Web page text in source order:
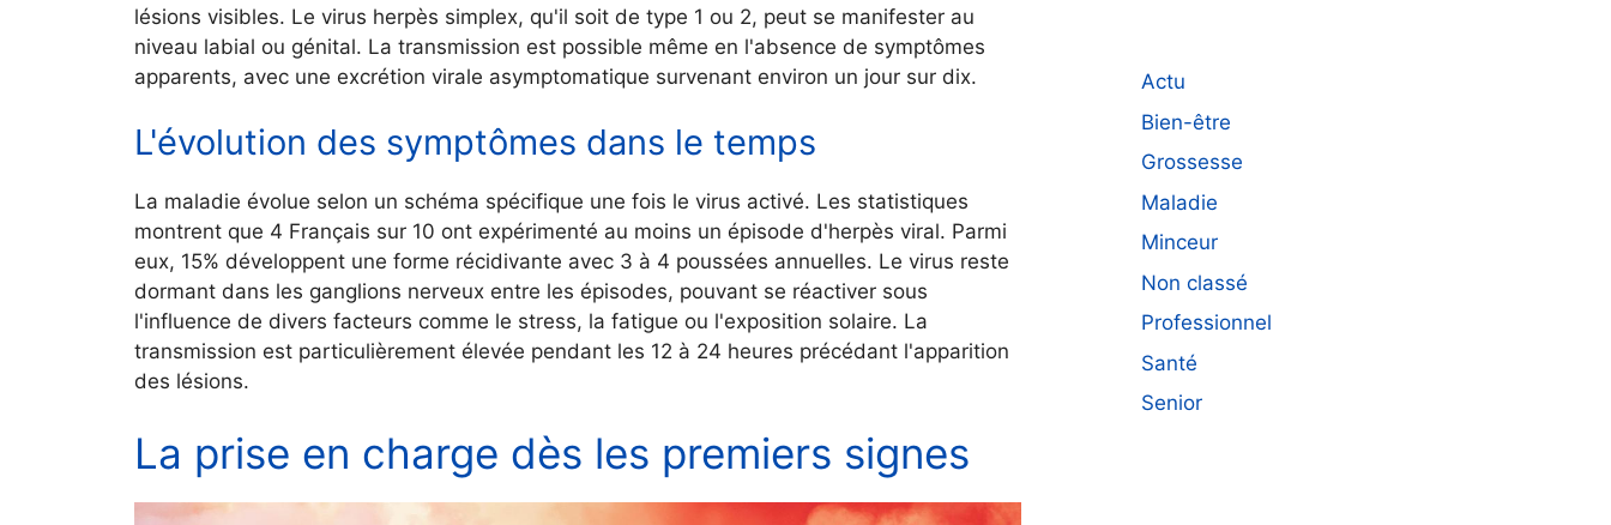
lésions visibles. Le virus herpès simplex, qu'il soit de type 1 ou 2, peut se manifester au
niveau labial ou génital. La transmission est possible même en l'absence de symptômes
apparents, avec une excrétion virale asymptomatique survenant environ un jour sur dix.
L'évolution des symptômes dans le temps
La maladie évolue selon un schéma spécifique une fois le virus activé. Les statistiques
montrent que 4 Français sur 10 ont expérimenté au moins un épisode d'herpès viral. Parmi
eux, 15% développent une forme récidivante avec 3 à 4 poussées annuelles. Le virus reste
dormant dans les ganglions nerveux entre les épisodes, pouvant se réactiver sous
l'influence de divers facteurs comme le stress, la fatigue ou l'exposition solaire. La
transmission est particulièrement élevée pendant les 12 à 24 heures précédant l'apparition
des lésions.
La prise en charge dès les premiers signes
Actu
Bien-être
Grossesse
Maladie
Minceur
Non classé
Professionnel
Santé
Senior